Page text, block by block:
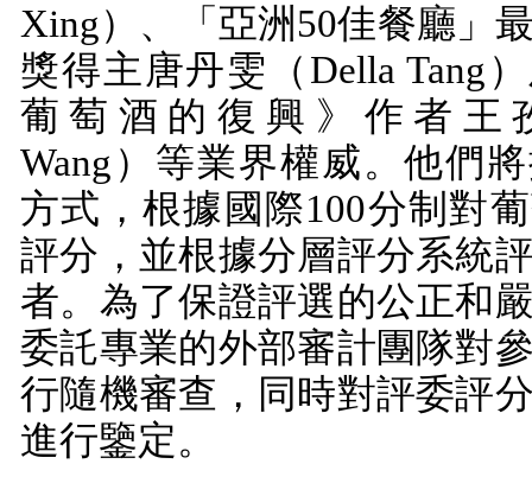
Xing）、「亞洲 50佳餐廳」
獎得主唐丹雯（ Della Tang
葡萄酒的復興》作者王
Wang ）等業界權威。他們
方式，根據國際100分制對
評分，並根據分層評分系統
者。為了保證評選的公正和
委託專業的外部審計團隊對
行隨機審查，同時對評委評
進行鑒定。